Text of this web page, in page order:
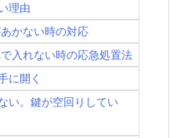
理由
かない時の対応
入れない時の応急処置法
に開く
い。鍵が空回りしてい